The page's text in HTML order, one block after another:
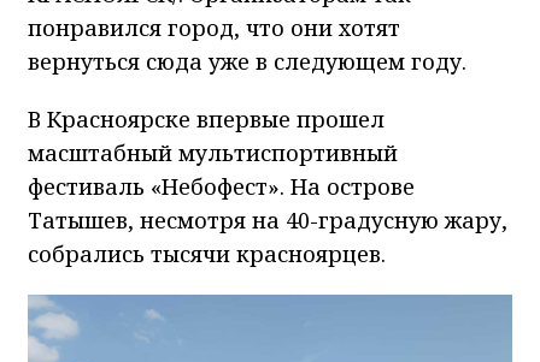
понравился город, что они хотят
вернуться сюда уже в следующем году.
В Красноярске впервые прошел
масштабный мультиспортивный
фестиваль «Небофест». На острове
Татышев, несмотря на 40-градусную жару,
собрались тысячи красноярцев.